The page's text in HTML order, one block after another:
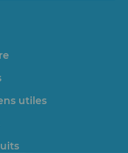
utiles